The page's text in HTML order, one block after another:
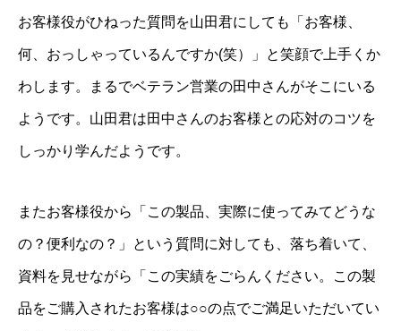
お客様役がひねった質問を山田君にしても「お客様、
何、おっしゃっているんですか(笑）」と笑顔で上手くか
わします。まるでベテラン営業の田中さんがそこにいる
ようです。山田君は田中さんのお客様との応対のコツを
しっかり学んだようです。
またお客様役から「この製品、実際に使ってみてどうな
の？便利なの？」という質問に対しても、落ち着いて、
資料を見せながら「この実績をごらんください。この製
品をご購入されたお客様は○○の点でご満足いただいてい